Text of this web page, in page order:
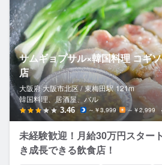
サムギョプサル×韓国料理 コギ
店
大阪府 大阪市北区 / 東梅田駅 121m
韓国料理、居酒屋、バル
3.46 ～￥3,999 ～￥2,999
未経験歓迎！月給30万円スター
き成長できる飲食店！